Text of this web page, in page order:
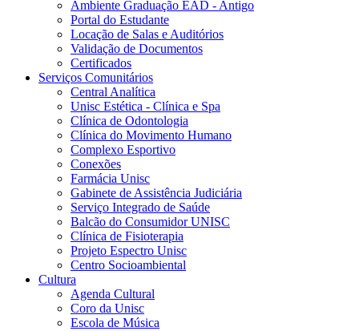
Ambiente Graduação EAD - Antigo
Portal do Estudante
Locação de Salas e Auditórios
Validação de Documentos
Certificados
Serviços Comunitários
Central Analítica
Unisc Estética - Clínica e Spa
Clínica de Odontologia
Clínica do Movimento Humano
Complexo Esportivo
Conexões
Farmácia Unisc
Gabinete de Assistência Judiciária
Serviço Integrado de Saúde
Balcão do Consumidor UNISC
Clínica de Fisioterapia
Projeto Espectro Unisc
Centro Socioambiental
Cultura
Agenda Cultural
Coro da Unisc
Escola de Música